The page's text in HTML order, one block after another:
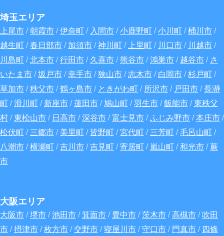
埼玉エリア
上尾市/朝霞市/伊奈町/ 入間市/小鹿野町/小川町/桶川市/
越生町/春日部市/加須市/神川町/上里町/ 川口市/ 川越市/
川島町/北本市/行田市/久喜市/熊谷市/鴻巣市/越谷市/ さ
いたま市/坂戸市/幸手市/狭山市/志木市/白岡市/杉戸町/
草加市/秩父市/鶴ヶ島市/ ときがわ町/所沢市/ 戸田市/長瀞
町/滑川町/新座市/蓮田市/鳩山町/羽生市/飯能市/東秩父
村/東松山市/ 日高市/深谷市/富士見市/ふじみ野市/本庄市/
松伏町/三郷市/美里町/皆野町/宮代町/三芳町/毛呂山町/
八潮市/横瀬町/吉川市/吉見町/寄居町/嵐山町/和光市/蕨
市
大阪エリア
大阪市/堺市/池田市/箕面市/豊中市/茨木市/高槻市/吹田
市/摂津市/枚方市/交野市/寝屋川市/守口市/門真市/ 四條